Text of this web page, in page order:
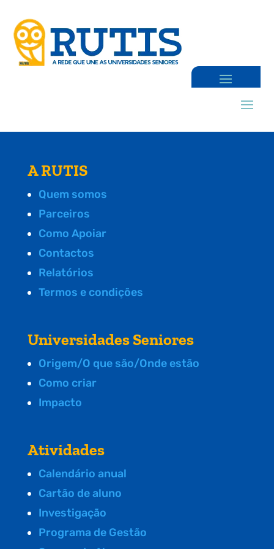
A RUTIS
Quem somos
Parceiros
Como Apoiar
Contactos
Relatórios
Termos e condições
Universidades Seniores
Origem/O que são/Onde estão
Como criar
Impacto
Atividades
Calendário anual
Cartão de aluno
Investigação
Programa de Gestão